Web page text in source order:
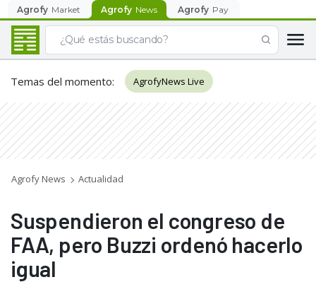
Agrofy Market Agrofy News Agrofy Pay
Temas del momento: AgrofyNews Live
Agrofy News Actualidad
Suspendieron el congreso de
FAA, pero Buzzi ordenó hacerlo
igual